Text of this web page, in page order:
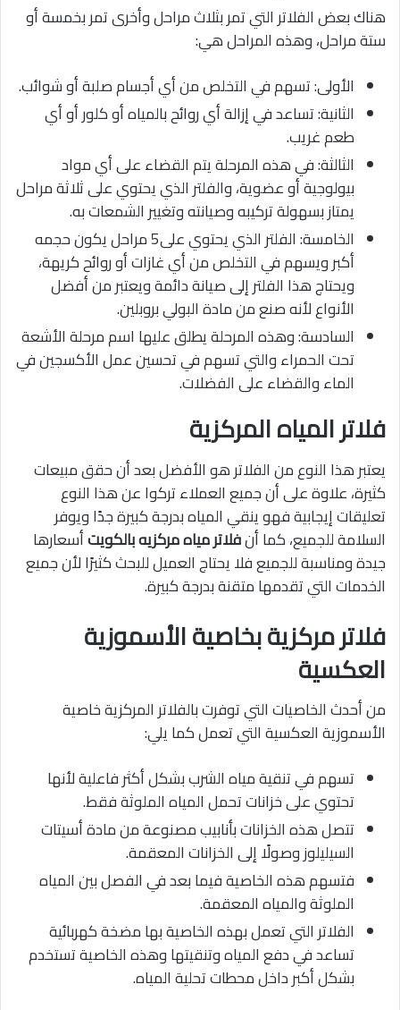
هناك بعض الفلاتر التي تمر بثلاث مراحل وأخرى تمر بخمسة أو
ستة مراحل، وهذه المراحل هي:
الأولى: تسهم في التخلص من أي أجسام صلبة أو شوائب.
الثانية: تساعد في إزالة أي روائح بالمياه أو كلور أو أي
طعم غريب.
الثالثة: في هذه المرحلة يتم القضاء على أي مواد
بيولوجية أو عضوية، والفلتر الذي يحتوي على ثلاثة مراحل
يمتاز بسهولة تركيبه وصيانته وتغيير الشمعات به.
الخامسة: الفلتر الذي يحتوي على5 مراحل يكون حجمه
أكبر ويسهم في التخلص من أي غازات أو روائح كريهة،
ويحتاج هذا الفلتر إلى صيانة دائمة ويعتبر من أفضل
الأنواع لأنه صنع من مادة البولي بروبلين.
السادسة: وهذه المرحلة يطلق عليها اسم مرحلة الأشعة
تحت الحمراء والتي تسهم في تحسين عمل الأكسجين في
الماء والقضاء على الفضلات.
فلاتر المياه المركزية
يعتبر هذا النوع من الفلاتر هو الأفضل بعد أن حقق مبيعات
كثيرة، علاوة على أن جميع العملاء تركوا عن هذا النوع
تعليقات إيجابية فهو ينقي المياه بدرجة كبيرة جدًا ويوفر
السلامة للجميع، كما أنفلاتر مياه مركزيه بالكويتأسعارها
جيدة ومناسبة للجميع فلا يحتاج العميل للبحث كثيرًا لأن جميع
الخدمات التي تقدمها متقنة بدرجة كبيرة.
فلاتر مركزية بخاصية الأسموزية
العكسية
من أحدث الخاصيات التي توفرت بالفلاتر المركزية خاصية
الأسموزية العكسية التي تعمل كما يلي:
تسهم في تنقية مياه الشرب بشكل أكثر فاعلية لأنها
تحتوي على خزانات تحمل المياه الملوثة فقط.
تتصل هذه الخزانات بأنابيب مصنوعة من مادة أسيتات
السيليلوز وصولًا إلى الخزانات المعقمة.
فتسهم هذه الخاصية فيما بعد في الفصل بين المياه
الملوثة والمياه المعقمة.
الفلاتر التي تعمل بهذه الخاصية بها مضخة كهربائية
تساعد في دفع المياه وتنقيتها وهذه الخاصية تستخدم
بشكل أكبر داخل محطات تحلية المياه.